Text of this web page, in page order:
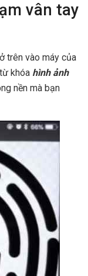
vân tay
trên vào máy của
khóa hình ảnh
nền mà bạn